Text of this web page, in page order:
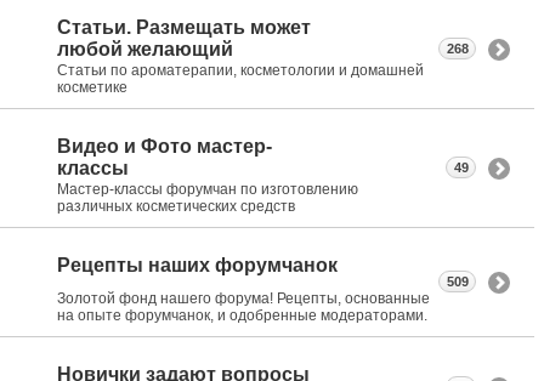
Статьи. Размещать может
любой желающий
Статьи по ароматерапии, косметологии и домашней
косметике
268
Видео и Фото мастер-
классы
Мастер-классы форумчан по изготовлению
различных косметических средств
49
Рецепты наших форумчанок
Золотой фонд нашего форума! Рецепты, основанные
на опыте форумчанок, и одобренные модераторами.
509
Новички задают вопросы